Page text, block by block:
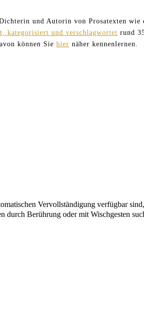
und Autorin von Prosatexten
kategorisiert und verschlagwortet rund
können Sie hier näher kennenlernen.
Vervollständigung verfügbar
durch Berührung oder mit Wischgesten